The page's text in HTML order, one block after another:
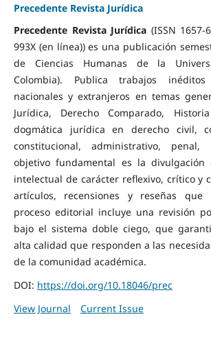
Precedente Revista Jurídica
Precedente Revista Jurídica (ISSN
993X (en línea)) es una publicación
de Ciencias Humanas de la
Colombia). Publica trabajos
nacionales y extranjeros en temas
Jurídica, Derecho Comparado,
dogmática jurídica en derecho civil,
constitucional, administrativo,
objetivo fundamental es la divulgación
intelectual de carácter reflexivo, crítico y
artículos, recensiones y reseñas que
proceso editorial incluye una revisión
bajo el sistema doble ciego, que
alta calidad que responden a las
de la comunidad académica.
DOI: https://doi.org/10.18046/prec
View Journal
Current Issue